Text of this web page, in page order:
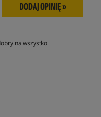
DODAJ OPINIĘ »
na wszystko